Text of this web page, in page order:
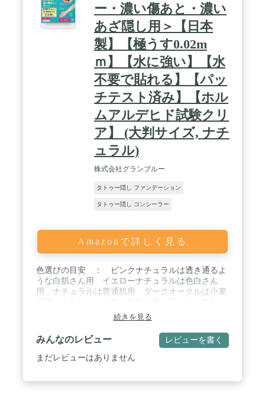
ー・濃い傷あと・濃い
あざ隠し用＞【日本
製】【極うす0.02m
ｍ】【水に強い】【水
不要で貼れる】【パッ
チテスト済み】【ホル
ムアルデヒド試験クリ
ア】 (大判サイズ, ナチ
ュラル)
株式会社グランブルー
タトゥー隠し ファンデーション
タトゥー隠し コンシーラー
Amazonで詳しく見る
色選びの目安 ： ピンクナチュラルは透き通るよ
うな白肌さん用 イエローナチュラルは色白さん
用 ナチュラルは普通肌用 ダークオークルは小麦
と・あざ隠し用」の違い ： 「タトゥー・濃い傷
あと隠し用」のほうがカバー力が高いです。（より
隠せます。） / 商品サイズ ：
100mm×140mm はがきくらいのサイズです。（他
サイズは別買い物カゴにあります。） / 入り
続きを見る
みんなのレビュー レビューを書く
まだレビューはありません